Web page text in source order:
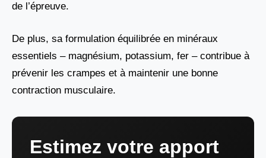
de l’épreuve.
De plus, sa formulation équilibrée en minéraux
essentiels – magnésium, potassium, fer – contribue à
prévenir les crampes et à maintenir une bonne
contraction musculaire.
Estimez votre apport